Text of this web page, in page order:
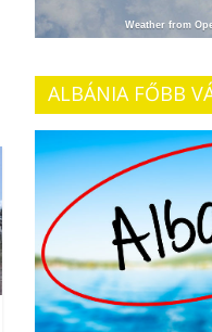
Weather from
ALBÁNIA FŐBB